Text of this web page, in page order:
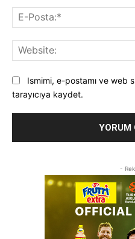
Ismimi, e-postamı ve web
tarayıcıya kaydet.
-